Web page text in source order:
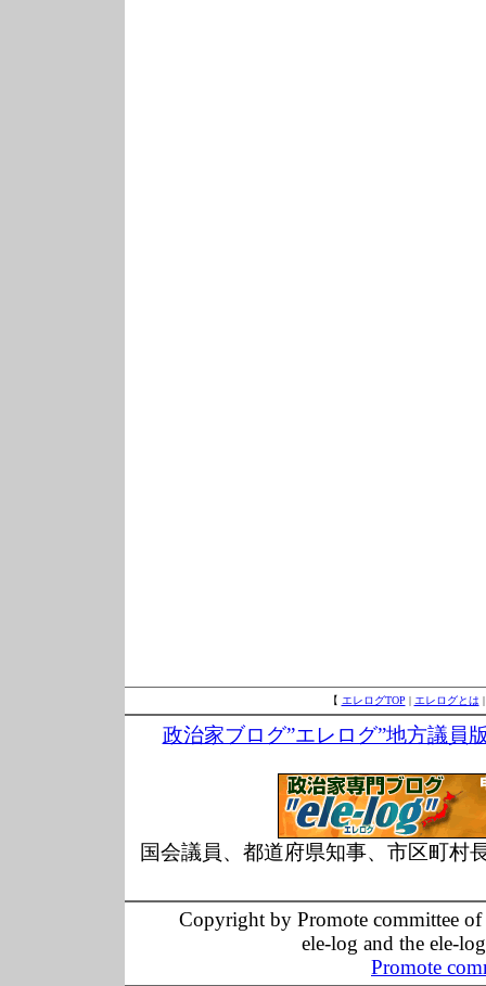
【 エレログTOP | エレログとは
政治家ブログ”エレログ”地方議員
国会議員、都道府県知事、市区町村
Copyright by Promote committee
ele-log and the ele-
Promote